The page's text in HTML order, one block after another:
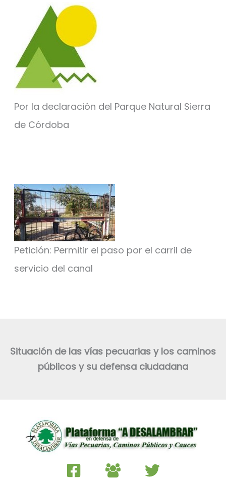
Por la declaración del Parque Natural Sierra
de Córdoba
Petición: Permitir el paso por el carril de
servicio del canal
Situación de las vías pecuarias y los caminos
públicos y su defensa ciudadana